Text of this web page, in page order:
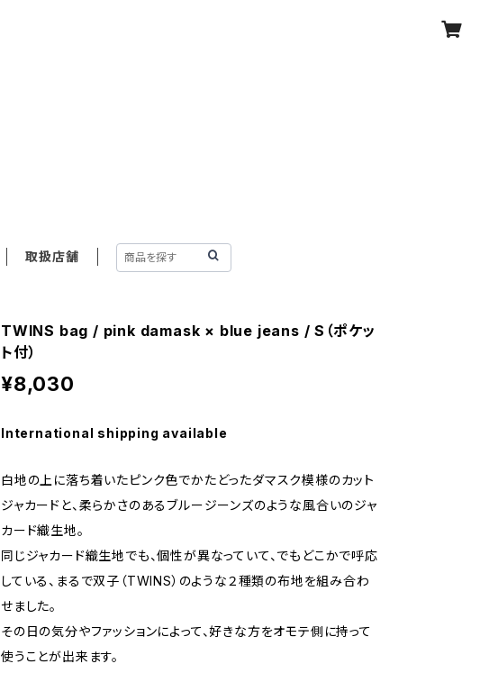
取扱店舗
TWINS bag / pink damask × blue jeans / S（ポケッ
ト付）
¥8,030
International shipping available
白地の上に落ち着いたピンク色でかたどったダマスク模様のカット
ジャカードと、柔らかさのあるブルージーンズのような風合いのジャ
カード織生地。
同じジャカード織生地でも、個性が異なっていて、でもどこかで呼応
している、まるで双子（TWINS）のような２種類の布地を組み合わ
せました。
その日の気分やファッションによって、好きな方をオモテ側に持って
使うことが出来ます。